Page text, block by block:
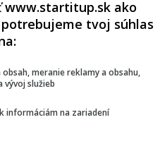
Žitavou, kde sa vo
traťových koľajach.
Bahýlovej funguje
www.startitup.sk ako
tvoj súhlas
meranie reklamy a obsahu,
vývoj služieb
informáciám na zariadení